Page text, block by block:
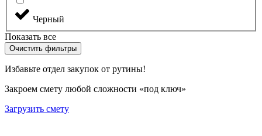
Черный
Показать все
Очистить фильтры
Избавьте отдел закупок от рутины!
Закроем смету любой сложности «под ключ»
Загрузить смету